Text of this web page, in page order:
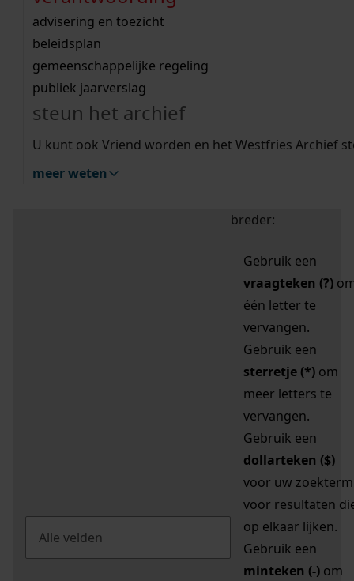
bouwvergunningen
omgevingsvergunningen
vergunningen
beeld en geluid
uitleg nodig?
Wij helpen u op weg met een aantal zoektips.
bekijk alle zoektips
Wij helpen u op weg met een aantal zoektips.
bekijk alle zoektips
bekijk ons geschiedenislokaal
advisering en toezicht
beleidsplan
gemeenschappelijke regeling
publiek jaarverslag
steun het archief
U kunt ook Vriend worden en het Westfries Archief
meer weten
zoektips
Mijn Studiezaal (inloggen)
uw zoekopdracht te
breder:
Gebruik een
vraagteken (?)
één letter te
vervangen.
Gebruik een
sterretje (*) om
meer letters te
vervangen.
Gebruik een
dollarteken ($)
voor uw zoekterm
voor resultaten
op elkaar lijken.
Gebruik een
minteken (-) om